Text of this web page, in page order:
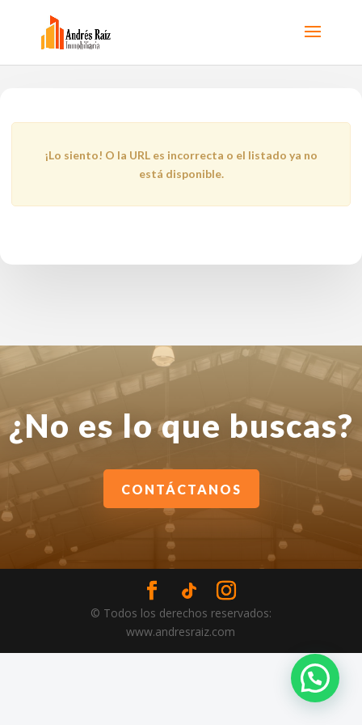
¡Lo siento! O la URL es incorrecta o el listado ya no
está disponible.
¿No es lo que buscas?
CONTÁCTANOS
© Todos los derechos reservados:
www.andresraiz.com